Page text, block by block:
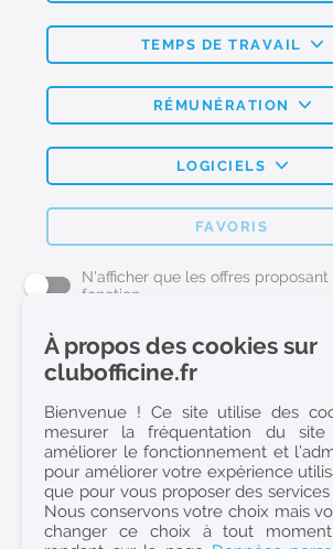
TEMPS DE TRAVAIL
RÉMUNÉRATION
LOGICIELS
FAVORIS
N'afficher que les offres
fonction
L'emploi Pharmacie par métier
Pharmacien (H/F)
Préparateur en Pharmacie (H/F)
Etudiant en Pharmacie (H/F)
Etudiant en Pharmacie 6e année validée
Conseiller Dermo Cosmetique -
À propos des cookies sur
clubofficine.fr
Bienvenue ! Ce site utilise des
mesurer la fréquentation du site
améliorer le fonctionnement et
pour améliorer votre expérience
que pour vous proposer des services
Nous conservons votre choix mais
changer ce choix à tout